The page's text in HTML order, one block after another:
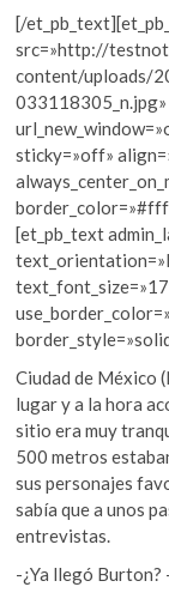
[/
src=»http://
content/uploads/
sticky=»off»
[et_pb_text
Ciudad de México
lugar y a la hora
sitio era muy
500 metros
sus personajes
sabía que a unos
entrevistas.
-¿Ya llegó